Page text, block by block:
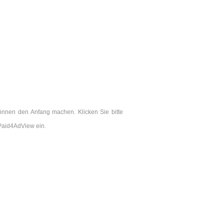
den Anfang machen. Klicken Sie bitte
ein.